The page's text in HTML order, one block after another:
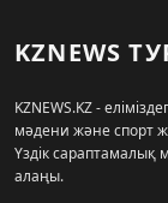
KZNEWS
KZNEWS.KZ -
мәдени және спорт
Үздік
алаңы.